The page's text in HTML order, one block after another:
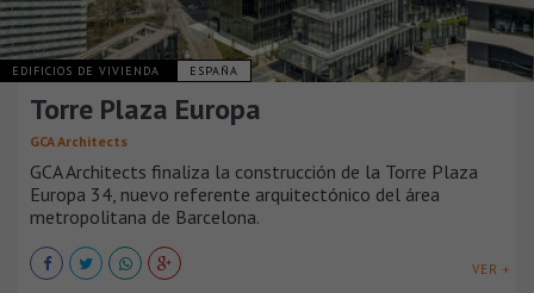
EDIFICIOS DE VIVIENDA ESPAÑA
Torre Plaza Europa
GCA Architects
GCA Architects finaliza la construcción de la Torre Plaza
Europa 34, nuevo referente arquitectónico del área
metropolitana de Barcelona.
VER +